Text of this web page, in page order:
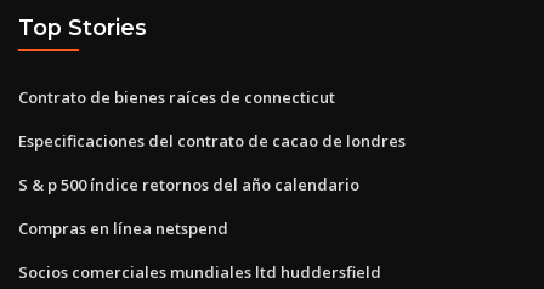
Top Stories
Contrato de bienes raíces de connecticut
Especificaciones del contrato de cacao de londres
S & p 500 índice retornos del año calendario
Compras en línea netspend
Socios comerciales mundiales ltd huddersfield